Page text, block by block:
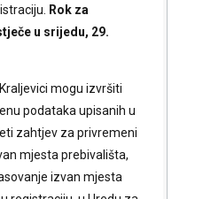
Rok za
u srijedu, 29.
mogu izvršiti
podataka upisanih u
zahtjev za privremeni
mjesta prebivališta,
izvan mjesta